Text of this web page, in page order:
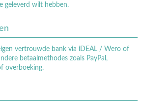
geleverd wilt hebben.
vertrouwde bank via iDEAL / Wero of
betaalmethodes zoals PayPal,
overboeking.